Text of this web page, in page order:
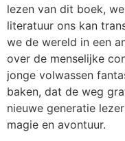
lezen van dit boek,
literatuur ons kan
we de wereld in een
over de menselijke
jonge volwassen
baken, dat de weg
nieuwe generatie
magie en avontuur.